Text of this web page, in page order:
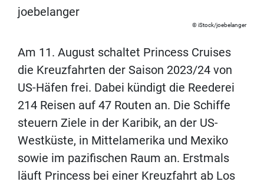
iStock/joebelanger
Am 11. August schaltet Princess Cruises
die Kreuzfahrten der Saison 2023/24 von
US-Häfen frei. Dabei kündigt die Reederei
214 Reisen auf 47 Routen an. Die Schiffe
steuern Ziele in der Karibik, an der US-
Westküste, in Mittelamerika und Mexiko
sowie im pazifischen Raum an. Erstmals
läuft Princess bei einer Kreuzfahrt ab Los